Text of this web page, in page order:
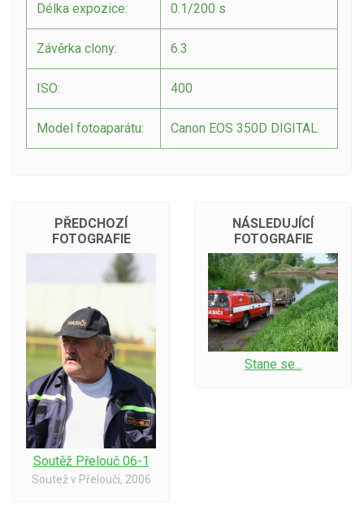
Délka expozice: 0.1/200 s
Závěrka clony: 6.3
ISO: 400
Model fotoaparátu: Canon EOS 350D DIGITAL
PŘEDCHOZÍ
FOTOGRAFIE
Soutěž Přelouč 06-1
Soutež v Přelouči, 2006
NÁSLEDUJÍCÍ
FOTOGRAFIE
Stane se...